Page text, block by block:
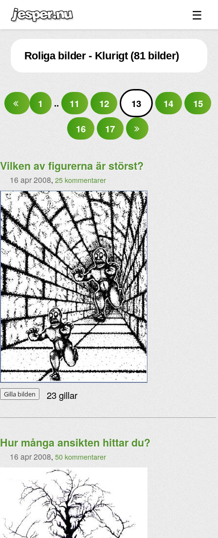
☰
Spel ↓
Bilder ↓
Forum ↓
Länkar
Videos
Roliga bilder - Klurigt (81 bilder)
1 .. 11 12 13 14
15
16
17
Vilken av figurerna är störst?
16 apr 2008, 25 kommentarer
Gilla bilden 23gillar
Hur många ansikten hittar du?
16 apr 2008, 50 kommentarer